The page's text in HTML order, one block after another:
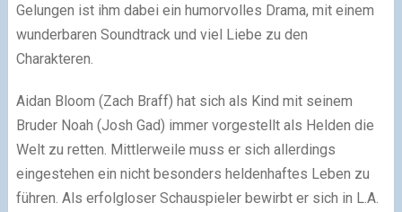
Gelungen ist ihm dabei ein humorvolles Drama, mit einem
wunderbaren Soundtrack und viel Liebe zu den
Charakteren.
Aidan Bloom (Zach Braff) hat sich als Kind mit seinem
Bruder Noah (Josh Gad) immer vorgestellt als Helden die
Welt zu retten. Mittlerweile muss er sich allerdings
eingestehen ein nicht besonders heldenhaftes Leben zu
führen. Als erfolgloser Schauspieler bewirbt er sich in L.A.